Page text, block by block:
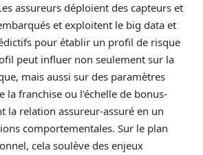
assureurs déploient des capteurs et
et exploitent le big data et
pour établir un profil de risque
peut influer non seulement sur la
mais aussi sur des paramètres
la franchise ou l’échelle de bonus-
la relation assureur-assuré en un
comportementales. Sur le plan
cela soulève des enjeux